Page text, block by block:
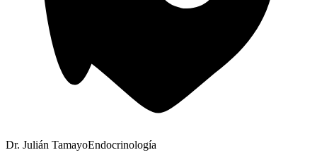
Dr. Julián TamayoEndocrinología